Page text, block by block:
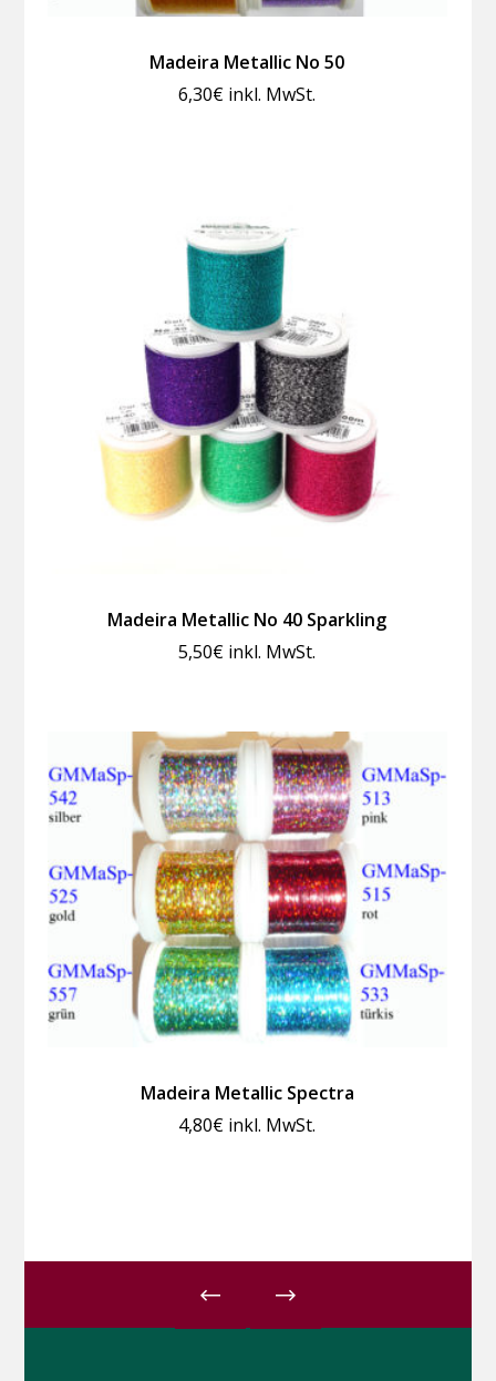
Madeira Metallic No 50
6,30€ inkl. MwSt.
Madeira Metallic No 40 Sparkling
5,50€ inkl. MwSt.
Madeira Metallic Spectra
4,80€ inkl. MwSt.